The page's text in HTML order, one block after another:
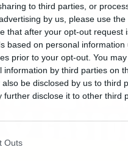
to third parties, or
by us, please use
that after your opt-out request
based on personal
prior to your opt-out. You
by third parties on
be disclosed by us to third
further disclose it to other third
Outs